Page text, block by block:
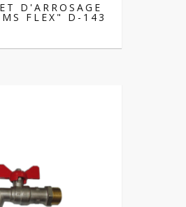
D'ARROSAGE
FLEX" D-143